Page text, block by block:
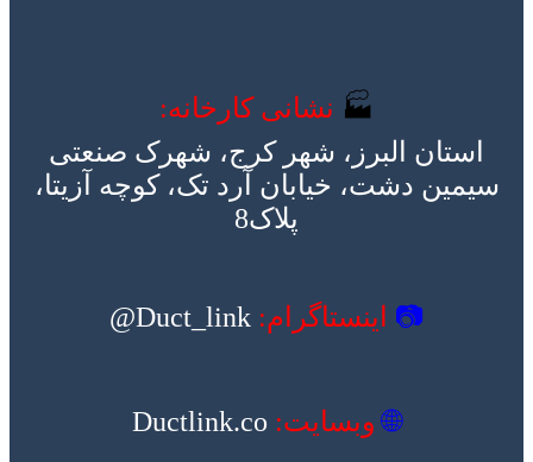
🏭 نشانی کارخانه:
استان البرز، شهر کرج، شهرک صنعتی
سیمین دشت، خیابان آرد تک، کوچه آزیتا،
پلاک8
📷 اینستاگرام:
🌐 وبسایت: